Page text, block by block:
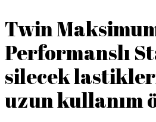
Twin
Performanslı
silecek
uzun kullanım